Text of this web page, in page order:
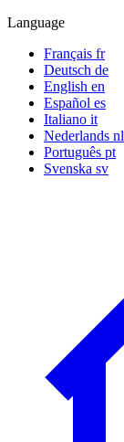
Language
Français fr
Deutsch de
English en
Español es
Italiano it
Nederlands nl
Português pt
Svenska sv